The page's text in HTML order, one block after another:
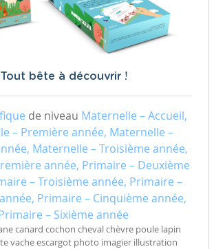
Tout bête à découvrir !
de niveau Maternelle – Accueil,
– Première année, Maternelle –
Maternelle – Troisième année,
année, Primaire – Deuxième
– Troisième année, Primaire –
Primaire – Cinquième année,
– Sixième année
canard cochon cheval chèvre poule lapin
vache escargot photo imagier illustration